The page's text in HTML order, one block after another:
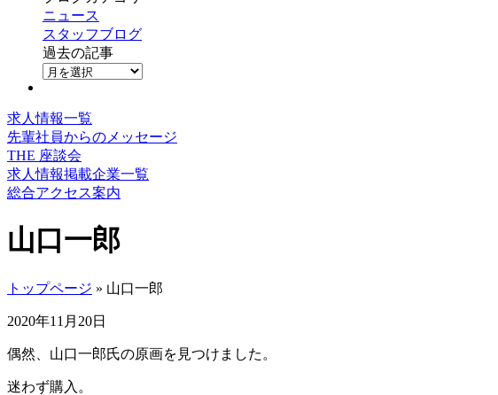
ニュース
スタッフブログ
過去の記事
求人情報一覧
先輩社員からのメッセージ
THE 座談会
求人情報掲載企業一覧
総合アクセス案内
山口一郎
トップページ » 山口一郎
2020年11月20日
偶然、山口一郎氏の原画を見つけました。
迷わず購入。